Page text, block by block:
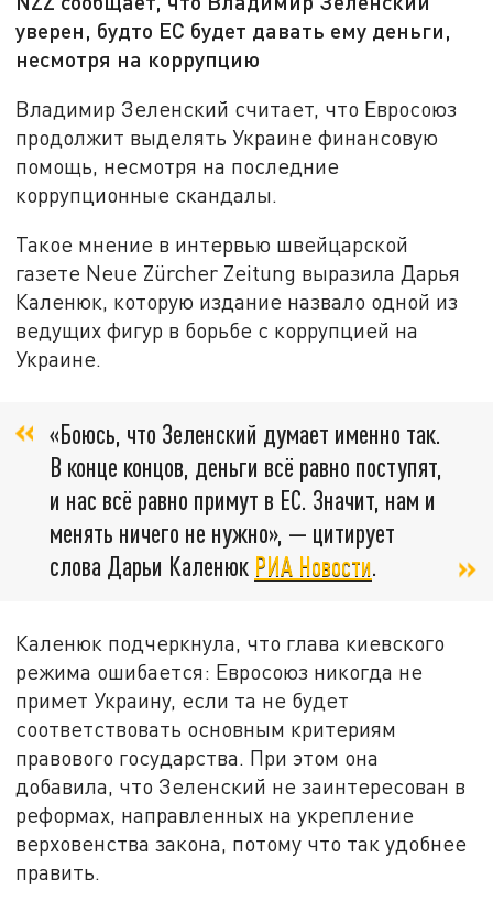
уверен, будто ЕС будет давать ему деньги,
несмотря на коррупцию
Владимир Зеленский считает, что Евросоюз
продолжит выделять Украине финансовую
помощь, несмотря на последние
коррупционные скандалы.
Такое мнение в интервью швейцарской
газете Neue Zürcher Zeitung выразила Дарья
Каленюк, которую издание назвало одной из
ведущих фигур в борьбе с коррупцией на
Украине.
«Боюсь, что Зеленский думает именно так.
В конце концов, деньги всё равно поступят,
и нас всё равно примут в ЕС. Значит, нам и
менять ничего не нужно», — цитирует
слова Дарьи Каленюк РИА Новости.
Каленюк подчеркнула, что глава киевского
режима ошибается: Евросоюз никогда не
примет Украину, если та не будет
соответствовать основным критериям
правового государства. При этом она
добавила, что Зеленский не заинтересован в
реформах, направленных на укрепление
верховенства закона, потому что так удобнее
править.